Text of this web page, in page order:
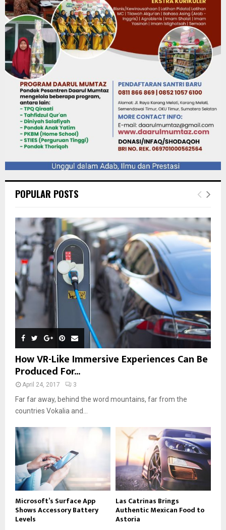
POPULAR POSTS
How VR-Like Immersive Experiences Can Be
Produced For...
April 24, 2017 3
Far far away, behind the word mountains, far from the
countries Vokalia and...
Microsoft’s Surface App
Shows Accessory Battery
Levels
Las Catrinas Brings
Authentic Mexican Food to
Astoria